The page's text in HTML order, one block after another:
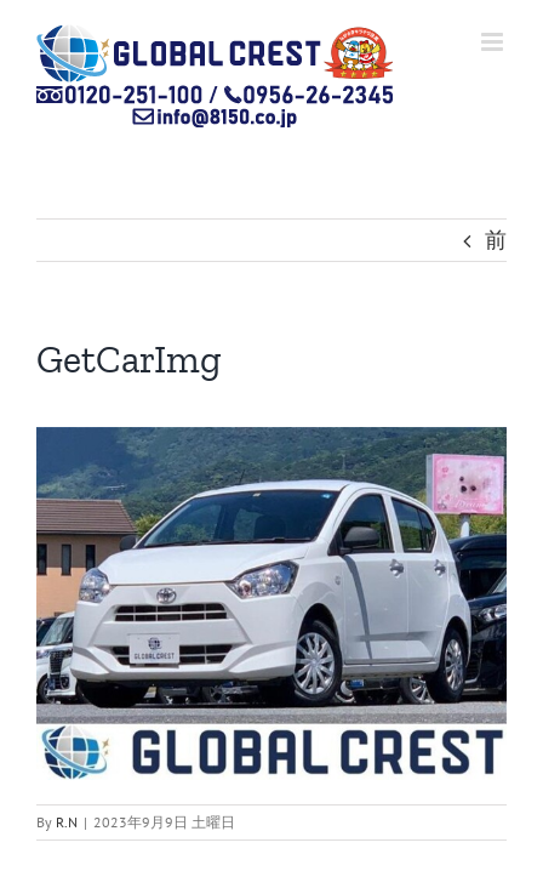
content
前
GetCarImg
By R.N | 2023年9月9日 土曜日